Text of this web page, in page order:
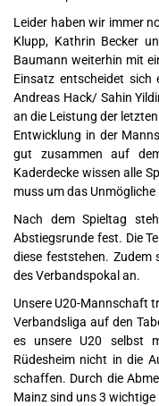
Leider haben wir immer
Klupp, Kathrin Becker
Baumann weiterhin mit
Einsatz entscheidet
Andreas Hack/ Sahin
an die Leistung der
Entwicklung in der
gut zusammen auf
Kaderdecke wissen alle
muss um das
Nach dem Spieltag
Abstiegsrunde fest. Die
diese feststehen. Zudem
des Verbandspokal an.
Unsere U20-Mannschaft
Verbandsliga auf den
es unsere U20 selbst
Rüdesheim nicht in die
schaffen. Durch die
Mainz sind uns 3